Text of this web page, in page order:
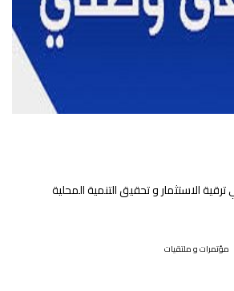
الاستثمار و تحقيق التنمية المحلية
مؤتمرات و ملتقيات